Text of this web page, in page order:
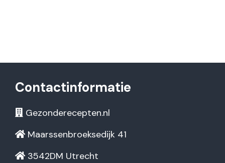
Contactinformatie
Gezonderecepten.nl
Maarssenbroeksedijk 41
3542DM Utrecht